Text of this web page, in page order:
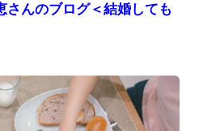
さんのブログ＜結婚しても